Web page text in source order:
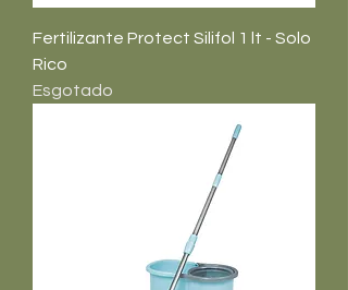
Fertilizante Protect Silifol 1 lt - Solo
Rico
Esgotado